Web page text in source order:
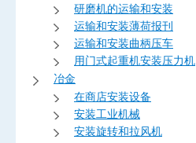
研磨机的运输和安装
运输和安装薄荷报刊
运输和安装曲柄压车
用门式起重机安装压力机
冶金
在商店安装设备
安装工业机械
安装旋转和拉风机